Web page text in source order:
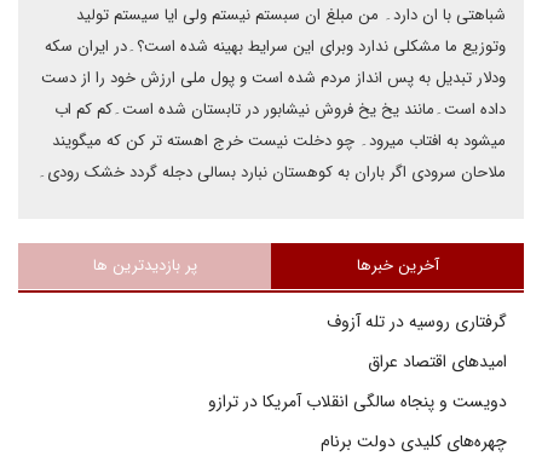
شباهتی با ان دارد۔ من مبلغ ان سبستم نیستم ولی ایا سیستم تولید
وتوزیع ما مشکلی ندارد وبرای این سرایط بهینه شده است؟۔در ایران سکه
ودلار تبدیل به پس انداز مردم شده است و پول ملی ارزش خود را از دست
داده است۔مانند یخ یخ فروش نیشابور در تابستان شده است۔کم کم اب
میشود به افتاب میرود۔ چو دخلت نیست خرج اهسته تر کن که میگویند
ملاحان سرودی اگر باران به کوهستان نبارد بسالی دجله گردد خشک رودی۔
آخرین خبرها پر بازدیدترین ها
گرفتاری روسیه در تله آزوف
امیدهای اقتصاد عراق
دویست و پنجاه سالگی انقلاب آمریکا در ترازو
چهره‌های کلیدی دولت برنام